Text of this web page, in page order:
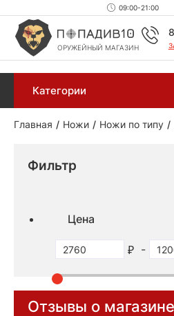
09:00-21:00
ОРУЖЕЙНЫЙ МАГАЗИН
Категории
Главная Ножи Ножи по типу
Фильтр
Цена
-
Отзывы о магазине